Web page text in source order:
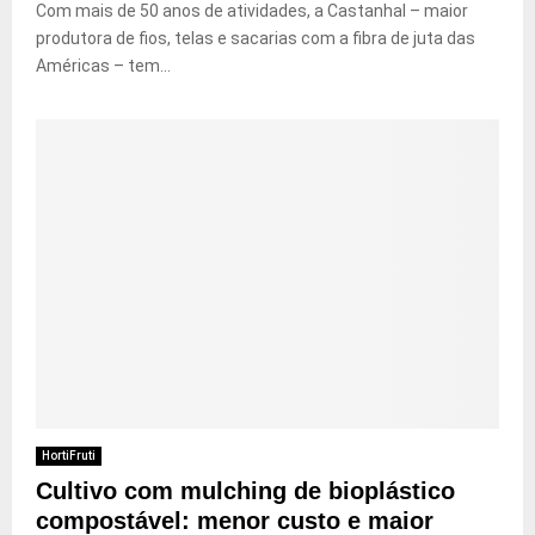
Com mais de 50 anos de atividades, a Castanhal – maior
produtora de fios, telas e sacarias com a fibra de juta das
Américas – tem...
HortiFruti
Cultivo com mulching de bioplástico
compostável: menor custo e maior